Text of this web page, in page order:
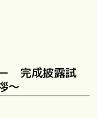
完成披露試
～